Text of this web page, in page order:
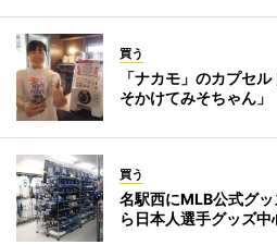
買う
「ナカモ」のカプセ
そかけてみそちゃん」
買う
名駅西にMLB公式グ
ら日本人選手グッズ中